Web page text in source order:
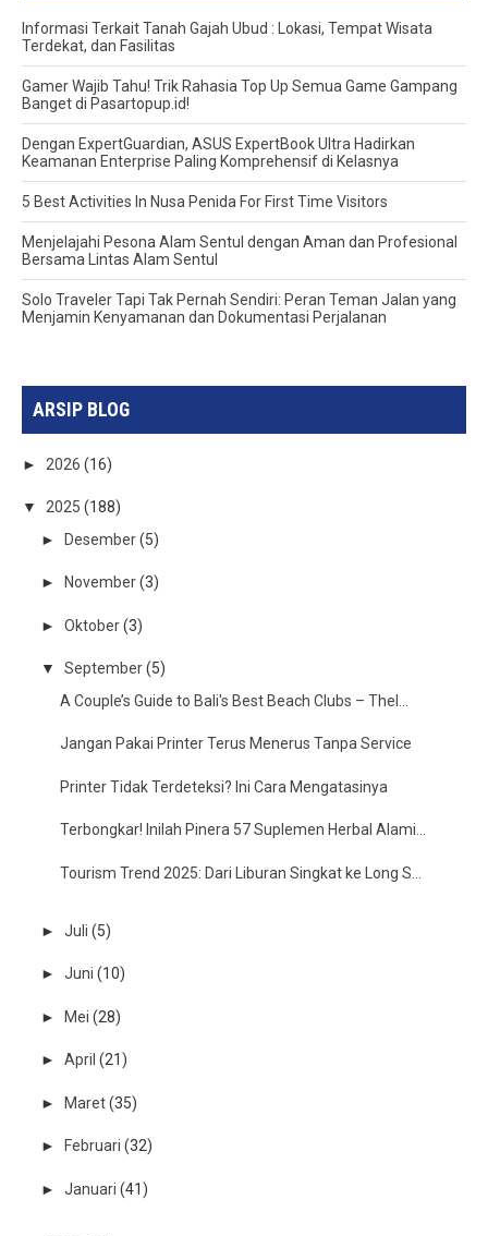
Informasi Terkait Tanah Gajah Ubud : Lokasi, Tempat Wisata
Terdekat, dan Fasilitas
Gamer Wajib Tahu! Trik Rahasia Top Up Semua Game Gampang
Banget di Pasartopup.id!
Dengan ExpertGuardian, ASUS ExpertBook Ultra Hadirkan
Keamanan Enterprise Paling Komprehensif di Kelasnya
5 Best Activities In Nusa Penida For First Time Visitors
Menjelajahi Pesona Alam Sentul dengan Aman dan Profesional
Bersama Lintas Alam Sentul
Solo Traveler Tapi Tak Pernah Sendiri: Peran Teman Jalan yang
Menjamin Kenyamanan dan Dokumentasi Perjalanan
ARSIP BLOG
► 2026(16)
▼ 2025(188)
►
Desember(5)
► November(3)
► Oktober(3)
▼ September(5)
A Couple’s Guide to Bali's Best Beach Clubs – TheI...
Jangan Pakai Printer Terus Menerus Tanpa Service
Printer Tidak Terdeteksi? Ini Cara Mengatasinya
Terbongkar! Inilah Pinera 57 Suplemen Herbal Alami...
Tourism Trend 2025: Dari Liburan Singkat ke Long S...
► Juli (5)
► Juni (10)
► Mei (28)
► April (21)
► Maret(35)
► Februari (32)
► Januari (41)